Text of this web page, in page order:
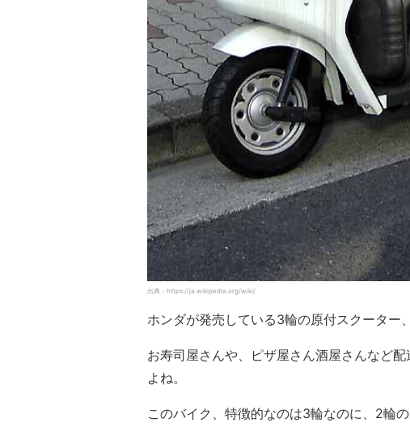
出典：https://ja.wikipedia.org/wiki/
ホンダが発売している3輪の原付スクーター
お寿司屋さんや、ピザ屋さん酒屋さんなど
よね。
このバイク、特徴的なのは3輪なのに、2輪